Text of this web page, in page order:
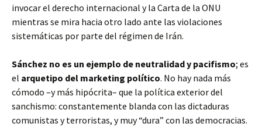
invocar el derecho internacional y la Carta de la ONU
mientras se mira hacia otro lado ante las violaciones
sistemáticas por parte del régimen de Irán.
Sánchez no es un ejemplo de neutralidad y pacifismo; es
el arquetipo del marketing político. No hay nada más
cómodo –y más hipócrita– que la política exterior del
sanchismo: constantemente blanda con las dictaduras
comunistas y terroristas, y muy “dura” con las democracias.